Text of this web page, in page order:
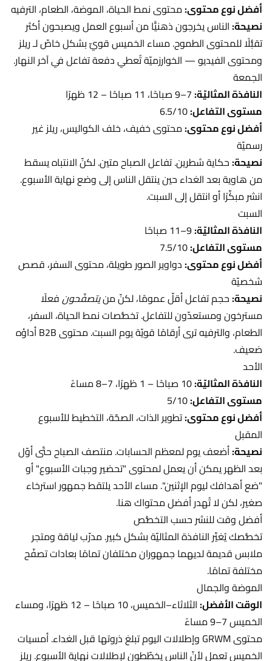
أفضل نوع محتوى:محتوى نمط الحياة، الموضة، الطعام، الترفيه
نصيحة:الناس يخرجون ذهنيًّا من أسبوع العمل ويصبحون أكثر
تقبُّلًا للمحتوى الطموح. مساء الخميس قويّ بشكل خاصّ لـ ريلز
ومحتوى الفيديو — الخوارزميّة تُعطي دفعة تفاعل في آخر النهار.
الجمعة
النافذة المثاليّة:
مستوى التفاعل:
أفضل نوع محتوى:محتوى خفيف، خلف الكواليس، ريلز غير
رسميّة
نصيحة:حكاية شطرين. تفاعل الصباح متين. لكنّ الانتباه يسقط
من هاوية بعد الغداء حين ينتقل الناس إلى وضع نهاية الأسبوع.
انشر مبكِّرًا أو انتقل إلى السبت.
السبت
النافذة المثاليّة:
مستوى التفاعل:
أفضل نوع محتوى:دواوير الصور طويلة، محتوى السفر، قصص
شخصيّة
نصيحة:حجم تفاعل أقلّ عمومًا، لكنّ منيتصفّحونفعلًا
مسترخون ومستعدّون للتفاعل. تخصُّصات نمط الحياة، السفر،
الطعام، والترفيه ترى أرقامًا قويّة يوم السبت. محتوى B2B أداؤه
ضعيف.
الأحد
النافذة المثاليّة:
مستوى التفاعل:
أفضل نوع محتوى:تطوير الذات، الصحّة، التخطيط للأسبوع
المقبل
نصيحة:أضعف يوم لمعظم الحسابات. منتصف الصباح حتّى أوّل
بعد الظهر يمكن أن يعمل لمحتوى "تحضير وجبات الأسبوع" أو
"ضع أهدافك ليوم الإثنين". مساء الأحد يلتقط جمهور استرخاء
صغير، لكن لا تُهدر أفضل محتواك هنا.
أفضل وقت للنشر حسب التخصُّص
تخصُّصك يُغيِّر النافذة المثاليّة بشكل كبير. مدرّب لياقة ومتجر
ملابس قديمة لديهما جمهوران مختلفان تمامًا بعادات تصفّح
مختلفة تمامًا.
الموضة والجمال
الوقت الأفضل:
الثلاثاء–الخميس، 10 صباحًا – 12 ظهرًا، ومساء
الخميس 7–9 مساءً
محتوى GRWM وإطلالات اليوم تبلغ ذروتها قبل الغداء. أمسيات
الخميس تعمل لأنّ الناس يخطّطون لإطلالات نهاية الأسبوع. ريلز